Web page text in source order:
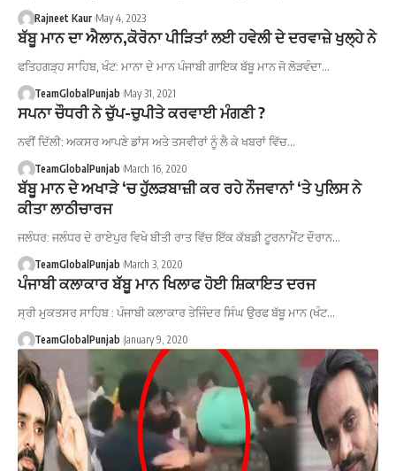
Rajneet Kaur May 4, 2023
ਬੱਬੂ ਮਾਨ ਦਾ ਐਲਾਨ,ਕੋਰੋਨਾ ਪੀੜਿਤਾਂ ਲਈ ਹਵੇਲੀ ਦੇ ਦਰਵਾਜ਼ੇ ਖੁਲ੍ਹੇ ਨੇ
ਫਤਿਹਗੜ੍ਹ ਸਾਹਿਬ, ਖੰਟ: ਮਾਨਾ ਦੇ ਮਾਨ ਪੰਜਾਬੀ ਗਾਇਕ ਬੱਬੂ ਮਾਨ ਜੋ ਲੋੜਵੰਦਾ…
TeamGlobalPunjab May 31, 2021
ਸਪਨਾ ਚੌਧਰੀ ਨੇ ਚੁੱਪ-ਚੁਪੀਤੇ ਕਰਵਾਈ ਮੰਗਣੀ ?
ਨਵੀਂ ਦਿੱਲੀ: ਅਕਸਰ ਆਪਣੇ ਡਾਂਸ ਅਤੇ ਤਸਵੀਰਾਂ ਨੂੰ ਲੈ ਕੇ ਖਬਰਾਂ ਵਿੱਚ…
TeamGlobalPunjab March 16, 2020
ਬੱਬੂ ਮਾਨ ਦੇ ਅਖਾੜੇ ‘ਚ ਹੁੱਲੜਬਾਜ਼ੀ ਕਰ ਰਹੇ ਨੌਜਵਾਨਾਂ ‘ਤੇ ਪੁਲਿਸ ਨੇ
ਕੀਤਾ ਲਾਠੀਚਾਰਜ
ਜਲੰਧਰ: ਜਲੰਧਰ ਦੇ ਰਾਏਪੁਰ ਵਿਖੇ ਬੀਤੀ ਰਾਤ ਵਿੱਚ ਇੱਕ ਕੱਬਡੀ ਟੂਰਨਾਮੈਂਟ ਦੌਰਾਨ…
TeamGlobalPunjab March 3, 2020
ਪੰਜਾਬੀ ਕਲਾਕਾਰ ਬੱਬੂ ਮਾਨ ਖਿਲਾਫ ਹੋਈ ਸ਼ਿਕਾਇਤ ਦਰਜ
ਸ੍ਰੀ ਮੁਕਤਸਰ ਸਾਹਿਬ : ਪੰਜਾਬੀ ਕਲਾਕਾਰ ਤੇਜਿੰਦਰ ਸਿੰਘ ਉਰਫ ਬੱਬੂ ਮਾਨ (ਖੰਟ…
TeamGlobalPunjab January 9, 2020